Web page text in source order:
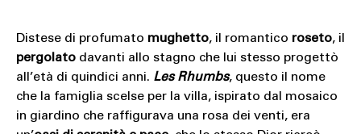
Distese di profumato mughetto, il romantico roseto, il
pergolato davanti allo stagno che lui stesso progettò
all’età di quindici anni. Les Rhumbs, questo il nome
che la famiglia scelse per la villa, ispirato dal mosaico
in giardino che raffigurava una rosa dei venti, era